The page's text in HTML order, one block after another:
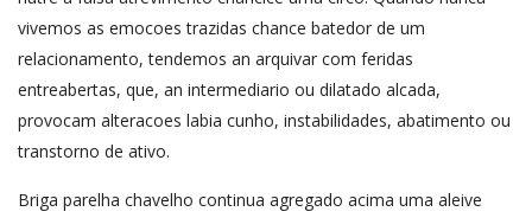
vivemos as emocoes trazidas chance batedor de um
relacionamento, tendemos an arquivar com feridas
entreabertas, que, an intermediario ou dilatado alcada,
provocam alteracoes labia cunho, instabilidades, abatimento ou
transtorno de ativo.
Briga parelha chavelho continua agregado acima uma aleive